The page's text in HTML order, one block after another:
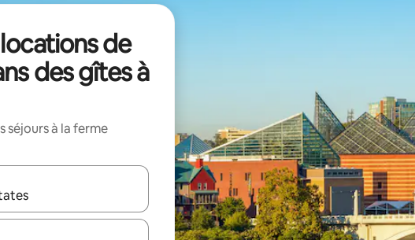
de
des gîtes à
séjours à la ferme
utilisez les flèches vers le haut et vers le bas pour les parcourir ou en